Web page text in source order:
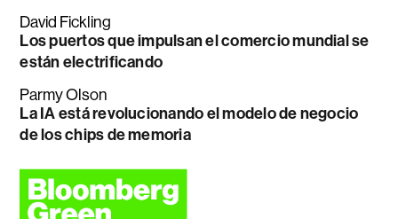
David Fickling
Los puertos que impulsan el comercio mundial se
están electrificando
Parmy Olson
La IA está revolucionando el modelo de negocio
de los chips de memoria